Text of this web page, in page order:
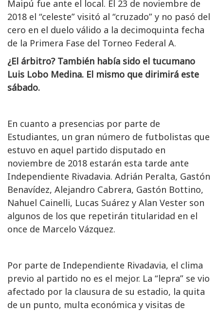
Maipú fue ante el local. El 23 de noviembre de
2018 el “celeste” visitó al “cruzado” y no pasó del
cero en el duelo válido a la decimoquinta fecha
de la Primera Fase del Torneo Federal A.
¿El árbitro? También había sido el tucumano
Luis Lobo Medina. El mismo que dirimirá este
sábado.
En cuanto a presencias por parte de
Estudiantes, un gran número de futbolistas que
estuvo en aquel partido disputado en
noviembre de 2018 estarán esta tarde ante
Independiente Rivadavia. Adrián Peralta, Gastón
Benavídez, Alejandro Cabrera, Gastón Bottino,
Nahuel Cainelli, Lucas Suárez y Alan Vester son
algunos de los que repetirán titularidad en el
once de Marcelo Vázquez.
Por parte de Independiente Rivadavia, el clima
previo al partido no es el mejor. La “lepra” se vio
afectado por la clausura de su estadio, la quita
de un punto, multa económica y visitas de